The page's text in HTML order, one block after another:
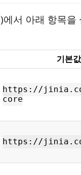
)에서 아래 항목을
기본값
https://
core
https://